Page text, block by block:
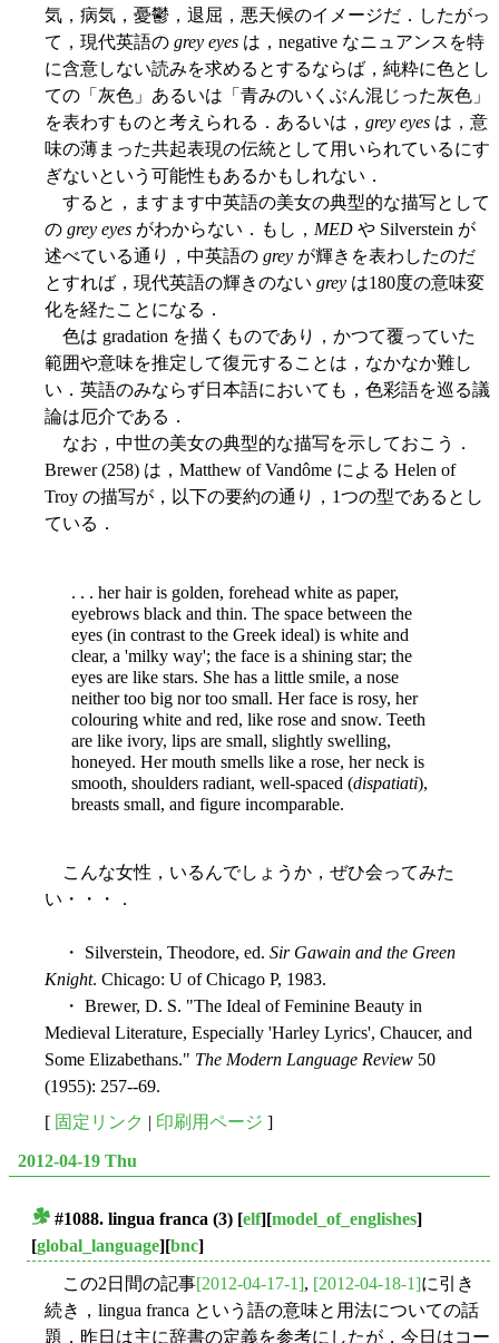
気，病気，憂鬱，退屈，悪天候のイメージだ．したがっ
て，現代英語の grey eyes は，negative なニュアンスを特
に含意しない読みを求めるとするならば，純粋に色とし
ての「灰色」あるいは「青みのいくぶん混じった灰色」
を表わすものと考えられる．あるいは， grey eyes は，意
味の薄まった共起表現の伝統として用いられているにす
ぎないという可能性もあるかもしれない．
すると，ますます中英語の美女の典型的な描写として
の grey eyes がわからない．もし， MED や Silverstein が
述べている通り，中英語の grey が輝きを表わしたのだ
とすれば，現代英語の輝きのない grey は180度の意味変
化を経たことになる．
色は gradation を描くものであり，かつて覆っていた
範囲や意味を推定して復元することは，なかなか難し
い．英語のみならず日本語においても，色彩語を巡る議
論は厄介である．
なお，中世の美女の典型的な描写を示しておこう．
Brewer (258) は，Matthew of Vandôme による Helen of
Troy の描写が，以下の要約の通り，1つの型であるとし
ている．
. . . her hair is golden, forehead white as paper,
eyebrows black and thin. The space between the
eyes (in contrast to the Greek ideal) is white and
clear, a 'milky way'; the face is a shining star; the
eyes are like stars. She has a little smile, a nose
neither too big nor too small. Her face is rosy, her
colouring white and red, like rose and snow. Teeth
are like ivory, lips are small, slightly swelling,
honeyed. Her mouth smells like a rose, her neck is
smooth, shoulders radiant, well-spaced (dispatiati),
breasts small, and figure incomparable.
こんな女性，いるんでしょうか，ぜひ会ってみた
い・・・．
・ Silverstein, Theodore, ed. Sir Gawain and the Green
Knight. Chicago: U of Chicago P, 1983.
・ Brewer, D. S. "The Ideal of Feminine Beauty in
Medieval Literature, Especially 'Harley Lyrics', Chaucer, and
Some Elizabethans." The Modern Language Review 50
(1955): 257--69.
[ 固定リンク | 印刷用ページ ]
2012-04-19 Thu
#1088. lingua franca (3) [elf][model_of_englishes]
[global_language][bnc]
この2日間の記事[2012-04-17-1], [2012-04-18-1]に引き
続き，lingua franca という語の意味と用法についての話
題．昨日は主に辞書の定義を参考にしたが，今日はコー